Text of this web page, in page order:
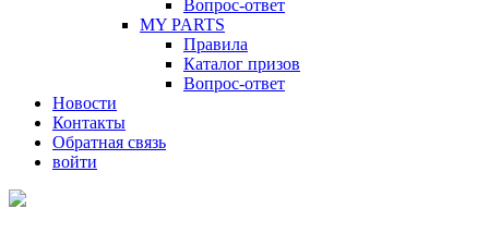
Вопрос-ответ
MY PARTS
Правила
Каталог призов
Вопрос-ответ
Новости
Контакты
Обратная связь
войти